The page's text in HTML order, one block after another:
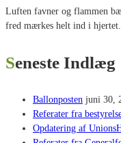
Luften favner og flammen
fred mærkes helt ind i hjertet.
Seneste Indlæg
Ballonposten juni 30,
Referater fra
Opdatering af